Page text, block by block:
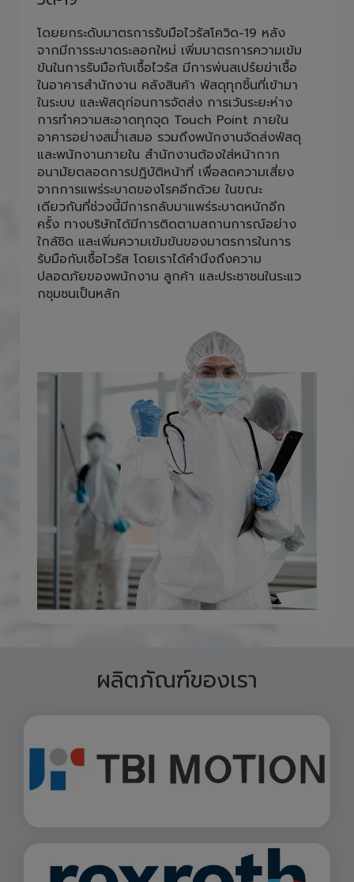
โดยยกระดับมาตรการรับมือไวรัสโควิด-19 หลัง
จากมีการระบาดระลอกใหม่ เพิ่มมาตรการความเข้ม
ข้นในการรับมือกับเชื้อไวรัส มีการพ่นสเปร์ยฆ่าเชื้อ
ในอาคารสำนักงาน คลังสินค้า พัสดุทุกชิ้นที่เข้ามา
ในระบบ และพัสดุก่อนการจัดส่ง การเว้นระยะห่าง
การทำความสะอาดทุกจุด Touch Point ภายใน
อาคารอย่างสม่ำเสมอ รวมถึงพนักงานจัดส่งพัสดุ
และพนักงานภายใน สำนักงานต้องใส่หน้ากาก
อนามัยตลอดการปฎิบัติหน้าที่ เพื่อลดความเสี่ยง
จากการแพร่ระบาดของโรคอีกด้วย ในขณะ
เดียวกันที่ช่วงนี้มีการกลับมาแพร่ระบาดหนักอีก
ครั้ง ทางบริษัทได้มีการติดตามสถานการณ์อย่าง
ใกล้ชิด และเพิ่มความเข้มข้นของมาตรการในการ
รับมือกับเชื้อไวรัส โดยเราได้คำนึงถึงความ
ปลอดภัยของพนักงาน ลูกค้า และประชาชนในระแว
กชุมชนเป็นหลัก
ผลิตภัณฑ์ของเรา